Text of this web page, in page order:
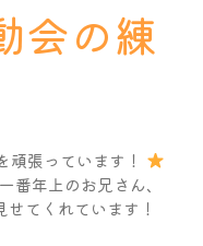
会の練
頑張っています！
番年上のお兄さん、
てくれています！